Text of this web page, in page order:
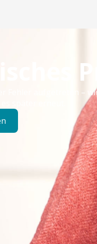
Fehler aufgetreten –
später erneut.